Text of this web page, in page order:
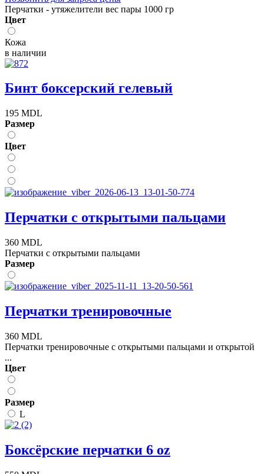
Перчатки - утяжелители вес пары 1000 гр
Цвет
Кожа
в наличии
Бинт боксерский гелевый
195 MDL
Размер
Цвет
Перчатки с открытыми пальцами
360 MDL
Перчатки с открытыми пальцами
Размер
Перчатки тренировочные
360 MDL
Перчатки тренировочные с открытыми пальцами и открытой
...
Цвет
Размер
L
Боксёрские перчатки 6 oz